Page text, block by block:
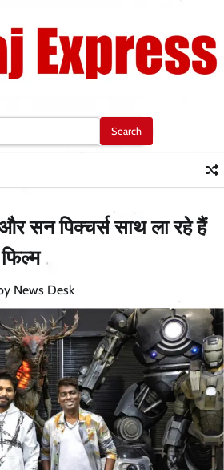
सन पिक्चर्स साथ ला रहे हैं
News Desk